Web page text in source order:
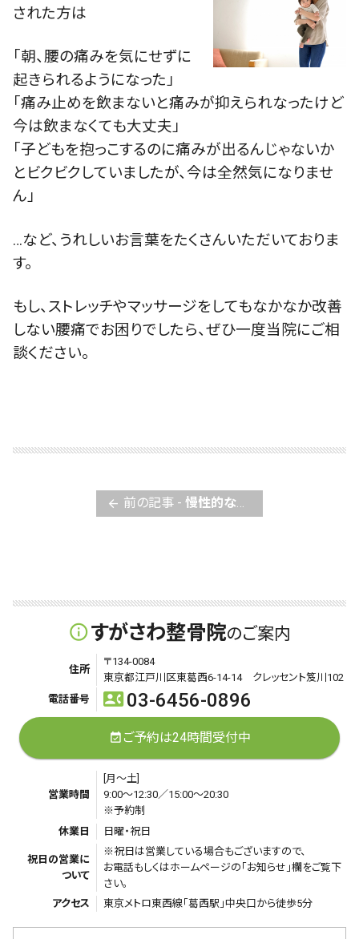
された方は
「朝、腰の痛みを気にせずに
起きられるようになった」
「痛み止めを飲まないと痛みが抑えられなったけど
今は飲まなくても大丈夫」
「子どもを抱っこするのに痛みが出るんじゃないか
とビクビクしていましたが、今は全然気になりませ
ん」
…など、うれしいお言葉をたくさんいただいておりま
す。
もし、ストレッチやマッサージをしてもなかなか改善
しない腰痛でお困りでしたら、ぜひ一度当院にご相
談ください。
arrow_back 前の記事 - 慢性的な肩コリについて
info_outlineすがさわ整骨院のご案内
住所
〒134-0084
東京都江戸川区東葛西6-14-14 クレッセント笈川102
電話番号
contact_phone 03-6456-0896
event_available ご予約は24時間受付中
営業時間
[月～土]
9:00～12:30／15:00～20:30
※予約制
休業日
日曜・祝日
祝日の営業に
ついて
※祝日は営業している場合もございますので、
お電話もしくはホームページの「お知らせ」欄をご覧下
さい。
アクセス
東京メトロ東西線「葛西駅」中央口から徒歩5分